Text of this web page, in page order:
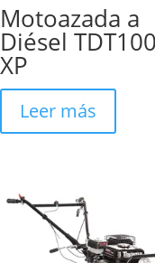
Motoazada a
Diésel
XP
Leer más